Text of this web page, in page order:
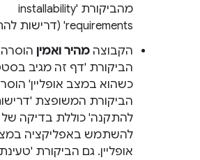
מהביקורת 'installability
requirements' (דרישות להתקנה).
הקבוצה מהיר ואמין
כשהוא במצב אופליין'
הביקורת המשופצת
להתקנה' כוללת בדיקה של
להשתמש באפליקציה
אופליין. גם הביקורת